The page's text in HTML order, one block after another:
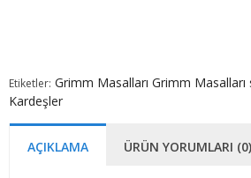
Etiketler: Grimm Masalları Grimm Masalları
Kardeşler
AÇIKLAMA ÜRÜN YORUMLARI (0)